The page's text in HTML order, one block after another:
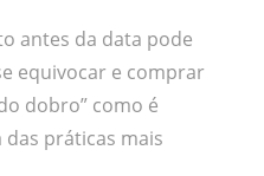
antes da data pode
equivocar e comprar
dobro” como é
práticas mais